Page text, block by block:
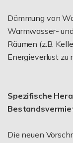
Dämmung von
Warmwasser-
Räumen (z.B.
Energieverlust zu
Spezifische
Die neuen